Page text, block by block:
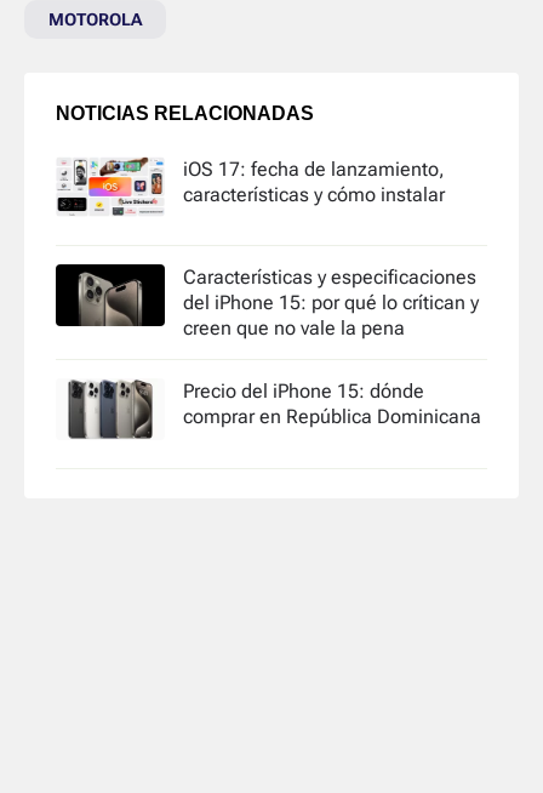
MOTOROLA
NOTICIAS RELACIONADAS
iOS 17: fecha de lanzamiento,
características y cómo instalar
Características y especificaciones
del iPhone 15: por qué lo crítican y
creen que no vale la pena
Precio del iPhone 15: dónde
comprar en República Dominicana